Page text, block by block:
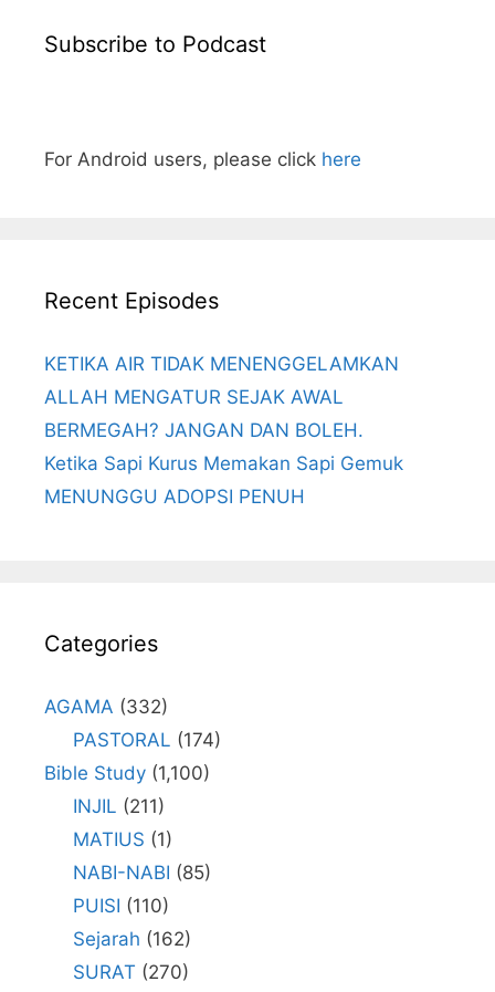
Subscribe to Podcast
For Android users, please click here
Recent Episodes
KETIKA AIR TIDAK MENENGGELAMKAN
ALLAH MENGATUR SEJAK AWAL
BERMEGAH? JANGAN DAN BOLEH.
Ketika Sapi Kurus Memakan Sapi Gemuk
MENUNGGU ADOPSI PENUH
Categories
AGAMA (332)
PASTORAL (174)
Bible Study (1,100)
INJIL (211)
MATIUS (1)
NABI-NABI (85)
PUISI (110)
Sejarah (162)
SURAT (270)